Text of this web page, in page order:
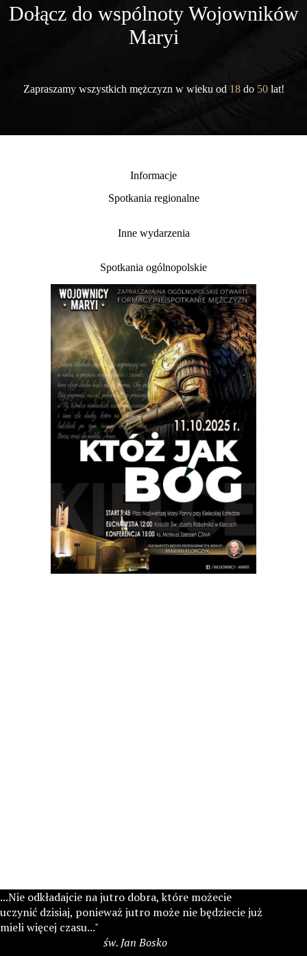
Dołącz do wspólnoty Wojowników
Maryi
Zapraszamy wszystkich mężczyzn w wieku od 18 do50 lat!
Informacje
Spotkania regionalne
Inne wydarzenia
Spotkania ogólnopolskie
...Nie odkładajcie na jutro dobra, które możecie
uczynić dzisiaj, ponieważ jutro może nie będziecie już
mieli więcej czasu..."
św. Jan Bosko